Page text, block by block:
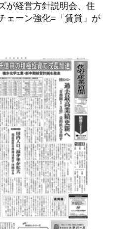
が経営方針説明会、住
ェーン強化=「賃貸」が